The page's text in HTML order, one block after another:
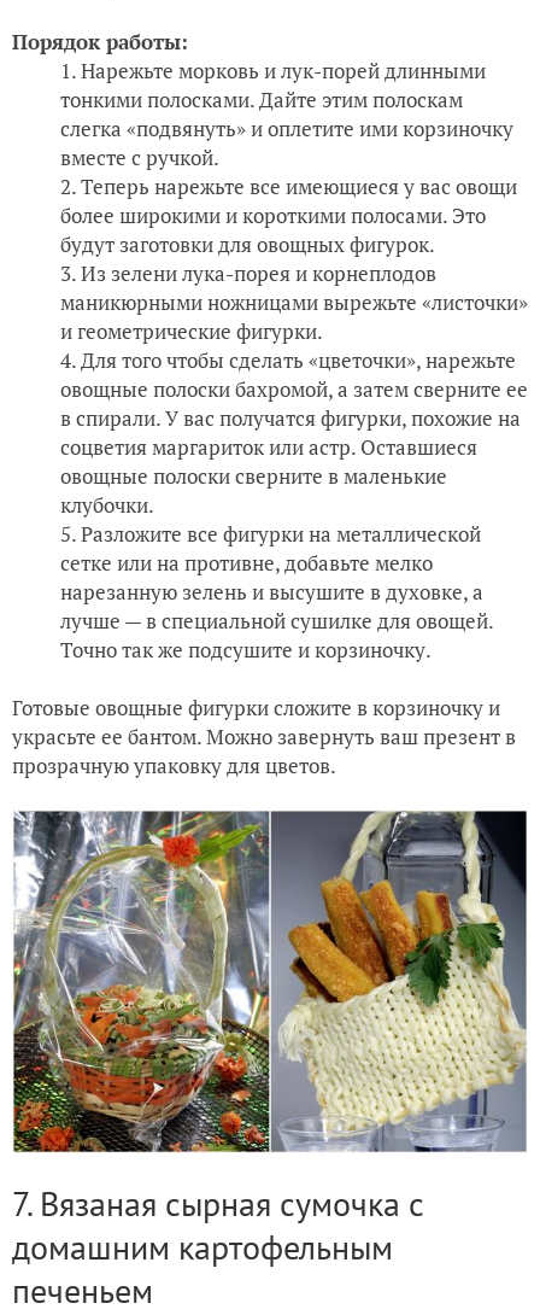
Порядок работы:
Нарежьте морковь и лук-порей длинными
тонкими полосками. Дайте этим полоскам
слегка «подвянуть» и оплетите ими корзиночку
вместе с ручкой.
Теперь нарежьте все имеющиеся у вас овощи
более широкими и короткими полосами. Это
будут заготовки для овощных фигурок.
Из зелени лука-порея и корнеплодов
маникюрными ножницами вырежьте «листочки»
и геометрические фигурки.
Для того чтобы сделать «цветочки», нарежьте
овощные полоски бахромой, а затем сверните ее
в спирали. У вас получатся фигурки, похожие на
соцветия маргариток или астр. Оставшиеся
овощные полоски сверните в маленькие
клубочки.
Разложите все фигурки на металлической
сетке или на противне, добавьте мелко
нарезанную зелень и высушите в духовке, а
лучше — в специальной сушилке для овощей.
Точно так же подсушите и корзиночку.
Готовые овощные фигурки сложите в корзиночку и
украсьте ее бантом. Можно завернуть ваш презент в
прозрачную упаковку для цветов.
7. Вязаная сырная сумочка с
домашним картофельным
печеньем